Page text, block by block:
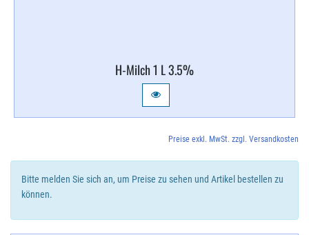
H-​Milch 1 L 3.​5%
Preise exkl. MwSt. zzgl. Versandkosten
Bitte melden Sie sich an, um Preise zu sehen und Artikel bestellen zu
können.